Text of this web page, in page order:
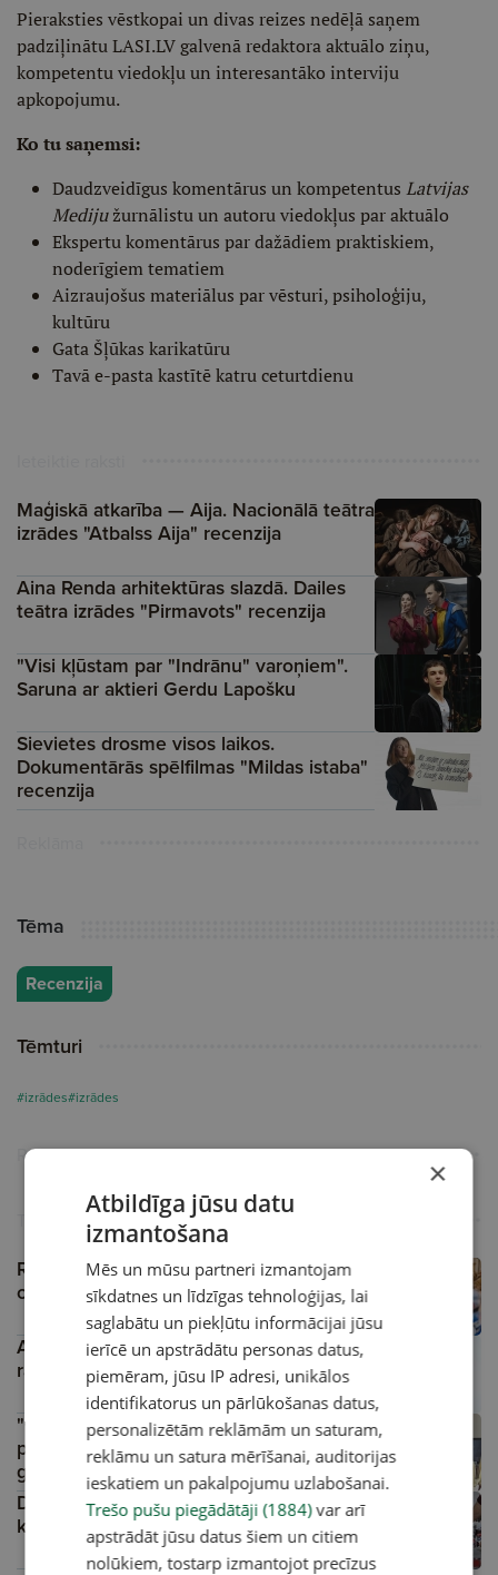
Pieraksties vēstkopai un divas reizes nedēļā saņem
padziļinātu LASI.LV galvenā redaktora aktuālo ziņu,
kompetentu viedokļu un interesantāko interviju
apkopojumu.
Ko tu saņemsi:
Daudzveidīgus komentārus un kompetentus Latvijas
Medijužurnālistu un autoru viedokļus par aktuālo
Ekspertu komentārus par dažādiem praktiskiem,
noderīgiem tematiem
Aizraujošus materiālus par vēsturi, psiholoģiju,
kultūru
Gata Šļūkas karikatūru
Tavā e-pasta kastītē katru ceturtdienu
Maģiskā atkarība — Aija. Nacionālā teātra
izrādes "Atbalss Aija" recenzija
Aina Renda arhitektūras slazdā. Dailes
teātra izrādes "Pirmavots" recenzija
"Visi kļūstam par "Indrānu" varoņiem".
Saruna ar aktieri Gerdu Lapošku
Sievietes drosme visos laikos.
Dokumentārās spēlfilmas "Mildas istaba"
recenzija
Tēma
Recenzija
Tēmturi
#izrādes#izrādes
Reklāma
Turpini lasīt
Rojā pulcēsies vairāk nekā 400 pūtēju
orķestru mūziķu no visas Latvijas
Atgriešanās Vētras ciemā. Saruna ar
rakstnieci Lieni Milleri
"Gribēju parādīt, cik plaukstoša bija
pirmā Latvijas valsts." Saruna ar 100
gadus veco "Dauderu" muzeja mecenātu
Gai­di Graudiņu
Diskusija: Kādu ceļu izvēlas Baltijas
krievu teātri pēc kara Ukrainā?
×
Atbildīga jūsu datu
izmantošana
Mēs un mūsu partneri izmantojam
sīkdatnes un līdzīgas tehnoloģijas, lai
saglabātu un piekļūtu informācijai jūsu
ierīcē un apstrādātu personas datus,
piemēram, jūsu IP adresi, unikālos
identifikatorus un pārlūkošanas datus,
personalizētām reklāmām un saturam,
reklāmu un satura mērīšanai, auditorijas
ieskatiem un pakalpojumu uzlabošanai.
Trešo pušu piegādātāji (1884)var arī
apstrādāt jūsu datus šiem un citiem
nolūkiem, tostarp izmantojot precīzus